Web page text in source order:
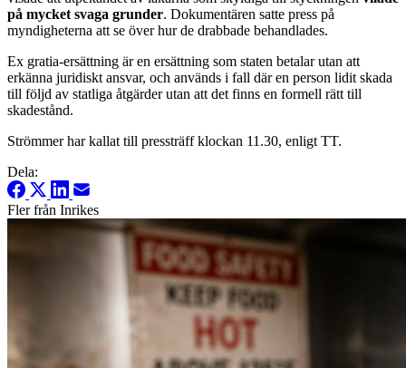
på mycket svaga grunder. Dokumentären satte press på
myndigheterna att se över hur de drabbade behandlades.
Ex gratia-ersättning är en ersättning som staten betalar utan att
erkänna juridiskt ansvar, och används i fall där en person lidit skada
till följd av statliga åtgärder utan att det finns en formell rätt till
skadestånd.
Strömmer har kallat till pressträff klockan 11.30, enligt TT.
Dela:
Fler från Inrikes